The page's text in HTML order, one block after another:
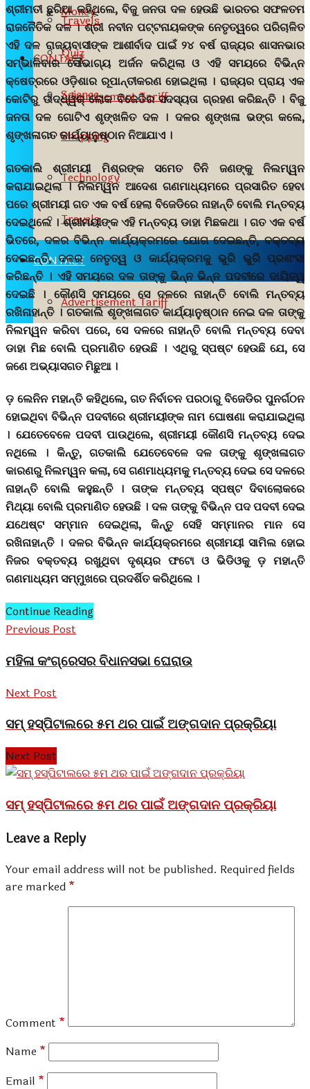
Travels
CONTACT
Advertisement Tariff
Money
Quiz
Science
Shopping
Technology
Travels
CONTACT
Advertisement Tariff
ଶ୍ରୀମତୀ ଛୁରିଆ କହିଥିଲେ, ବିଜୁ ଜନତା ଦଳ ହେଉଛି ଭାରତର ସଫଳତମ
ରାଜନୈତିକ ଦଳ । ଶ୍ରୀ ନବୀନ ପଟ୍ଟନାୟକଙ୍କ ନେତୃତ୍ୱରେ ପରିଚାଳିତ
ଏହି ଦଳ ରାଜ୍ୟବାସୀଙ୍କ ଆଶୀର୍ବାଦ ପାଇଁ ୨୪ ବର୍ଷ ରାଜ୍ୟର ଶାସନଭାର
ସମ୍ଭାଳିବାର ସୌଭାଗ୍ୟ ଅର୍ଜନ କରିଥିଲା ଓ ଏହି ସମୟରେ ବିଭିନ୍ନ
କ୍ଷେତ୍ରରେ ଓଡ଼ିଶାର ରୂପାନ୍ତୀକରଣ ହୋଇଥିଲା । ରାଜ୍ୟର ପ୍ରାୟ ଏକ
କୋଟିରୁ ଊଦ୍ଧ୍ୱର୍ ଲୋକ ବିଜେଡିର ସଦସ୍ୟତା ଗ୍ରହଣ କରିଛନ୍ତି । ବିଜୁ
ଜନତା ଦଳ ଗୋଟିଏ ଶୃଙ୍ଖଳିତ ଦଳ । ଦଳର ଶୃଙ୍ଖଳା ଭଙ୍ଗ କଲେ,
ଶୃଙ୍ଖଳାଗତ କାର୍ଯ୍ୟାନୁଷ୍ଠାନ ନିଆଯାଏ ।
ଗତକାଲି ଶ୍ରୀମୟୀ ମିଶ୍ରଙ୍କ ସମେତ ତିନି ଜଣଙ୍କୁ ନିଲମ୍ୱନ
କରାଯାଇଥିଲା । ନିଲମ୍ୱନ ଆଦେଶ ଗଣମାଧ୍ୟମରେ ପ୍ରସାରିତ ହେବା
ପରେ ଶ୍ରୀମୟୀ ଗତ ଏକ ବର୍ଷ ହେଲା ବିଜେଡିରେ ନାହାନ୍ତି ବୋଲି ମନ୍ତବ୍ୟ
ଦେଇଥିଲେ । ଶ୍ରୀମୟୀଙ୍କ ଏହି ମନ୍ତବ୍ୟ ଡାହା ମିଛକଥା । ଗତ ଏକ ବର୍ଷ
ଭିତରେ, ଦଳର ବିଭିନ୍ନ କାର୍ଯ୍ୟକ୍ରମରେ ଯୋଗ ଦେଇଛନ୍ତି, ବକ୍ତବ୍ୟ
ଦେଇଛନ୍ତି, ଦଳର ନେତୃତ୍ୱ ଓ କାର୍ଯ୍ୟକ୍ରମକୁ ଭୁରି ଭୁରି ପ୍ରଶଂସା
କରିଛନ୍ତି । ଏହି ସମୟରେ ଦଳ ତାଙ୍କୁ ଭିନ୍ନ ଭିନ୍ନ ପଦବୀରେ ଦାୟିତ୍ୱ
ଦେଇଛି । କୌଣସି ସମୟରେ ସେ ଦଳରେ ନାହାନ୍ତି ବୋଲି ମନ୍ତବ୍ୟ
ରଖିନାହାନ୍ତି । ଗତକାଲି ଶୃଙ୍ଖଳାଗତ କାର୍ଯ୍ୟାନୁଷ୍ଠାନ ନେଇ ଦଳ ତାଙ୍କୁ
ନିଲମ୍ୱନ କରିବା ପରେ, ସେ ଦଳରେ ନାହାନ୍ତି ବୋଲି ମନ୍ତବ୍ୟ ଦେବା
ଡାହା ମିଛ ବୋଲି ପ୍ରମାଣିତ ହେଉଛି । ଏଥିରୁ ସ୍ପଷ୍ଟ ହେଉଛି ଯେ, ସେ
ଜଣେ ଅଭ୍ୟାସଗତ ମିଛୁଆ ।
ଡ଼ ଲେନିନ ମହାନ୍ତି କହିଥିଲେ, ଗତ ନିର୍ବାଚନ ପରଠାରୁ ବିଜେଡିର ପୁନର୍ଗଠନ
ହୋଇଥିବା ବିଭିନ୍ନ ପଦବୀରେ ଶ୍ରୀମୟୀଙ୍କ ନାମ ଘୋଷଣା କରାଯାଇଥିଲା
। ଯେତେବେଳେ ପଦବୀ ପାଉଥିଲେ, ଶ୍ରୀମୟୀ କୌଣସି ମନ୍ତବ୍ୟ ଦେଇ
ନଥିଲେ । କିନ୍ତୁ, ଗତକାଲି ଯେତେବେଳେ ଦଳ ତାଙ୍କୁ ଶୃଙ୍ଖଳାଗତ
କାରଣରୁ ନିଲମ୍ୱନ କଲା, ସେ ଗଣମାଧ୍ୟମକୁ ମନ୍ତବ୍ୟ ଦେଇ ସେ ଦଳରେ
ନାହାନ୍ତି ବୋଲି କହୁଛନ୍ତି । ତାଙ୍କ ମନ୍ତବ୍ୟ ସ୍ପଷ୍ଟ ଦିବାଲୋକରେ
ମିଥ୍ୟା ବୋଲି ପ୍ରମାଣିତ ହେଉଛି । ଦଳ ତାଙ୍କୁ ବିଭିନ୍ନ ପଦ ପଦବୀ ଦେଇ
ଯଥେଷ୍ଟ ସମ୍ମାନ ଦେଇଥିଲା, କିନ୍ତୁ ସେହି ସମ୍ମାନର ମାନ ସେ
ରଖିନାହାନ୍ତି । ଦଳର ବିଭିନ୍ନ କାର୍ଯ୍ୟକ୍ରମରେ ଶ୍ରୀମୟୀ ସାମିଲ ହୋଇ
ନିଜର ବକ୍ତବ୍ୟ ରଖୁଥିବା ଦୃଶ୍ୟର ଫଟୋ ଓ ଭିଡିଓକୁ ଡ଼ ମହାନ୍ତି
ଗଣମାଧ୍ୟମ ସମ୍ମୁଖରେ ପ୍ରଦର୍ଶିତ କରିଥିଲେ ।
Continue Reading
Previous Post
ମହିଳା କଂଗ୍ରେସର ବିଧାନସଭା ଘେରାଉ
Next Post
ସମ୍ ହସ୍ପିଟାଲରେ ୫ମ ଥର ପାଇଁ ଅଙ୍ଗଦାନ ପ୍ରକ୍ରିୟା
Next Post
ସମ୍ ହସ୍ପିଟାଲରେ ୫ମ ଥର ପାଇଁ ଅଙ୍ଗଦାନ ପ୍ରକ୍ରିୟା
Leave a Reply
Your email address will not be published. Required fields
are marked *
Comment *
Name *
Email *